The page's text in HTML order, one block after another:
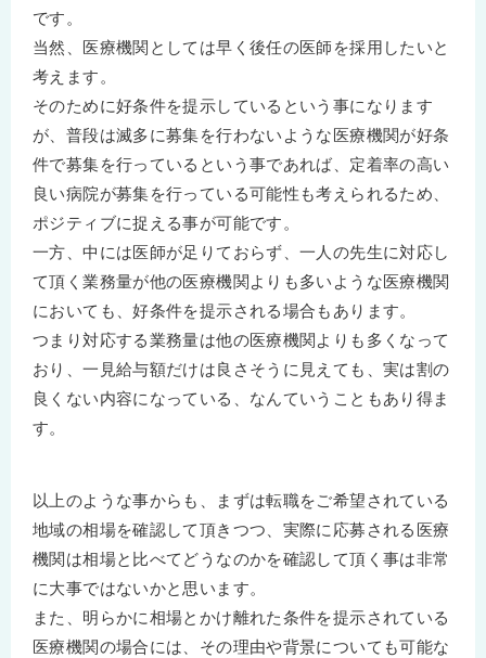
です。
当然、医療機関としては早く後任の医師を採用したいと
考えます。
そのために好条件を提示しているという事になります
が、普段は滅多に募集を行わないような医療機関が好条
件で募集を行っているという事であれば、定着率の高い
良い病院が募集を行っている可能性も考えられるため、
ポジティブに捉える事が可能です。
一方、中には医師が足りておらず、一人の先生に対応し
て頂く業務量が他の医療機関よりも多いような医療機関
においても、好条件を提示される場合もあります。
つまり対応する業務量は他の医療機関よりも多くなって
おり、一見給与額だけは良さそうに見えても、実は割の
良くない内容になっている、なんていうこともあり得ま
す。
以上のような事からも、まずは転職をご希望されている
地域の相場を確認して頂きつつ、実際に応募される医療
機関は相場と比べてどうなのかを確認して頂く事は非常
に大事ではないかと思います。
また、明らかに相場とかけ離れた条件を提示されている
医療機関の場合には、その理由や背景についても可能な